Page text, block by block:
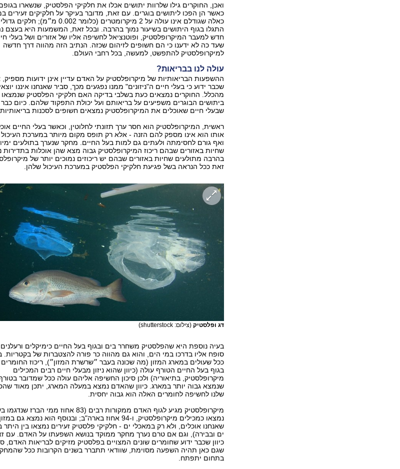
ואכן, החוקרים גילו שלרוות יתושים אכלו את חלקיקי הפלסטיק, שנשארו
כאשר הן הפכו ליתושים בוגרים. עם זאת, מדובר בעיקר על חלקיקים זעירים
כאלה שגודלם אינו עולה על 2 מיקרומטרים (כלומר 0.002
התגלו בגוף היתושים בשיעור נמוך בהרבה. ובכל זאת, המשמעות היא בעצם
חדש למעבר המיקרופלסטיק, ופוטנציאל לחשיפה אליו של אזורים ושל בעלי
שעד כה לא ידענו כי הם חשופים לזיהום שכזה. הנתיב הזה מהווה דרך חדשה
למיקרופלסטיק להתפשט, למעשה, בכל רחבי העולם.
עולה לנו בבריאות?
ההשפעות הבריאותיות של מיקרופלסטיק על האדם עדיין אינן ידועות מספיק,
שכבר ידוע כי בעלי חיים ה"ניזונים" ממנו נפגעים מכך, סביר שאנחנו איננו
מהכלל. החוקרים נמצאים כעת בשלבי בדיקה האם חלקיקי הפלסטיק שנמצאו
ביתושים הבוגרים משפיעים על בריאותם ועל יכולת התפקוד שלהם. כיום כבר
שבעלי חיים שאוכלים את המיקרופלסטיק נמצאים חשופים לסכנות בריאותיות
ראשית, המיקרופלסטיק הוא חסר ערך תזונתי לחלוטין, וכאשר בעלי החיים
אותו הוא אינו מספק להם הזנה - אלא רק תופס מקום מיותר במערכת
ואף גורם לחסימתה ולעתים גם למות בעל החיים. מחקר שנערך בתולעים
שחיות באזורים שבהם ריכוז המיקרופלסטיק גבוה מצא שהן אוכלות בתדירות
בהרבה מתולעים שחיות באזורים שבהם יש ריכוזים נמוכים יותר של
זאת ככל הנראה בשל פגיעת חלקיקי הפלסטיק במערכת העיכול שלהן.
דג ופלסטיק (צילום: shutterstock)
בעיה נוספת היא שהפלסטיק משחרר בים ובגוף בעל החיים כימיקלים
סופח אליו בדרכו במי הים, והוא גם מהווה כר פורה להצטברות של בקטריות.
ככל שעולים במארג המזון (מה שכונה בעבר ״שרשרת המזון״), ריכוז החומרים
בגוף בעל החיים הטורף עולה (כיוון שהוא ניזון מבעלי חיים רבים המכילים
מיקרופלסטיק, בתיאוריה) ולכן סיכון החשיפה אליהם עולה ככל שמדובר
שנמצא גבוה יותר במארג. כיוון שהאדם נמצא במעלה המארג, יתכן מאוד
שלנו לחשיפה לחומרים האלה הוא גבוה יחסית.
מיקרופלסטיק מגיע לגוף האדם ממקורות רבים (83 אחוז ממי הברז
נמצאו כמכילים מיקרופלסטיק, ו-94 אחוז בארה"ב; ובנוסף הוא נמצא גם במזון
שאנחנו אוכלים, ולא רק במאכלי ים - חלקיקי פלסטיק זעירים נמצאו בין היתר
ים ובבירה), וגם אם טרם נערך מחקר ממוקד בנושא השפעתו על האדם. עם
כיוון שכבר ידוע שחומרים שונים המצויים בפלסטיק מזיקים לבריאות האדם,
שגם כאן תהיה השפעה מסוימת, שוודאי תתברר בשנים הקרובות ככל
בתחום יתפתח.